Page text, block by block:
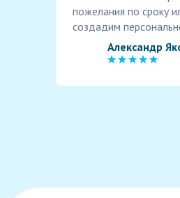
пожелания по сроку
создадим
Александр